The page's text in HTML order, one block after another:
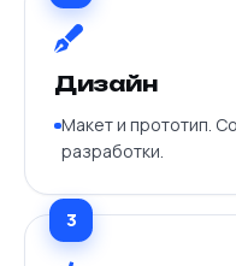
Дизайн
Макет и прототип.
разработки.
3